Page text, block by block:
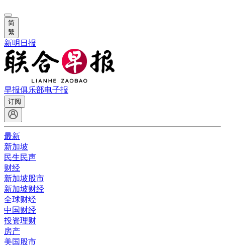
简
繁
新明日报
早报俱乐部电子报
订阅
最新
新加坡
民生民声
财经
新加坡股市
新加坡财经
全球财经
中国财经
投资理财
房产
美国股市